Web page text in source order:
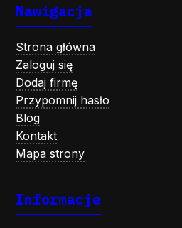
Nawigacja
Strona główna
Zaloguj się
Dodaj firmę
Przypomnij hasło
Blog
Kontakt
Mapa strony
Informacje